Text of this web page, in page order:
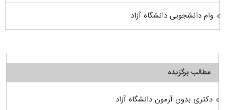
وام دانشجویی دانشگاه آزاد
مطالب برگزیده
دکتری بدون آزمون دانشگاه آزاد